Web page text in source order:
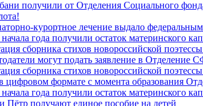
получили от Отделения Социального
курортное лечение выдало
года получили остаток материнского
сборника стихов новороссийской
могут подать заявление в
сборника стихов новороссийской
в цифровом формате с момента образования
года получили остаток материнского
получают единое пособие на детей